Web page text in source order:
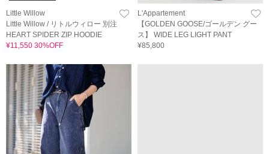
Little Willow
Little Willow / リトルウィロー 別注
HEART SPIDER ZIP HOODIE
¥11,550 30%OFF
L'Appartement
【GOLDEN GOOSE/ゴールデン グー
ス】 WIDE LEG LIGHT PANT
¥85,800